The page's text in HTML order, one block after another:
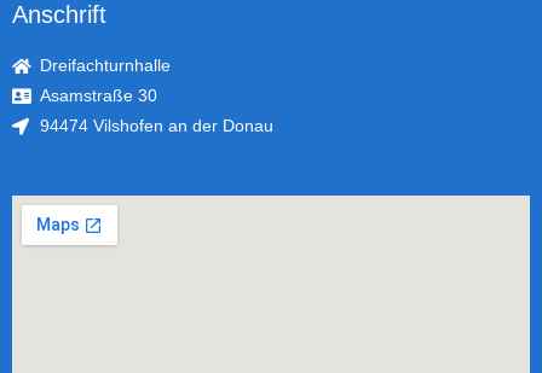
Anschrift
Dreifachturnhalle
Asamstraße 30
94474 Vilshofen an der Donau